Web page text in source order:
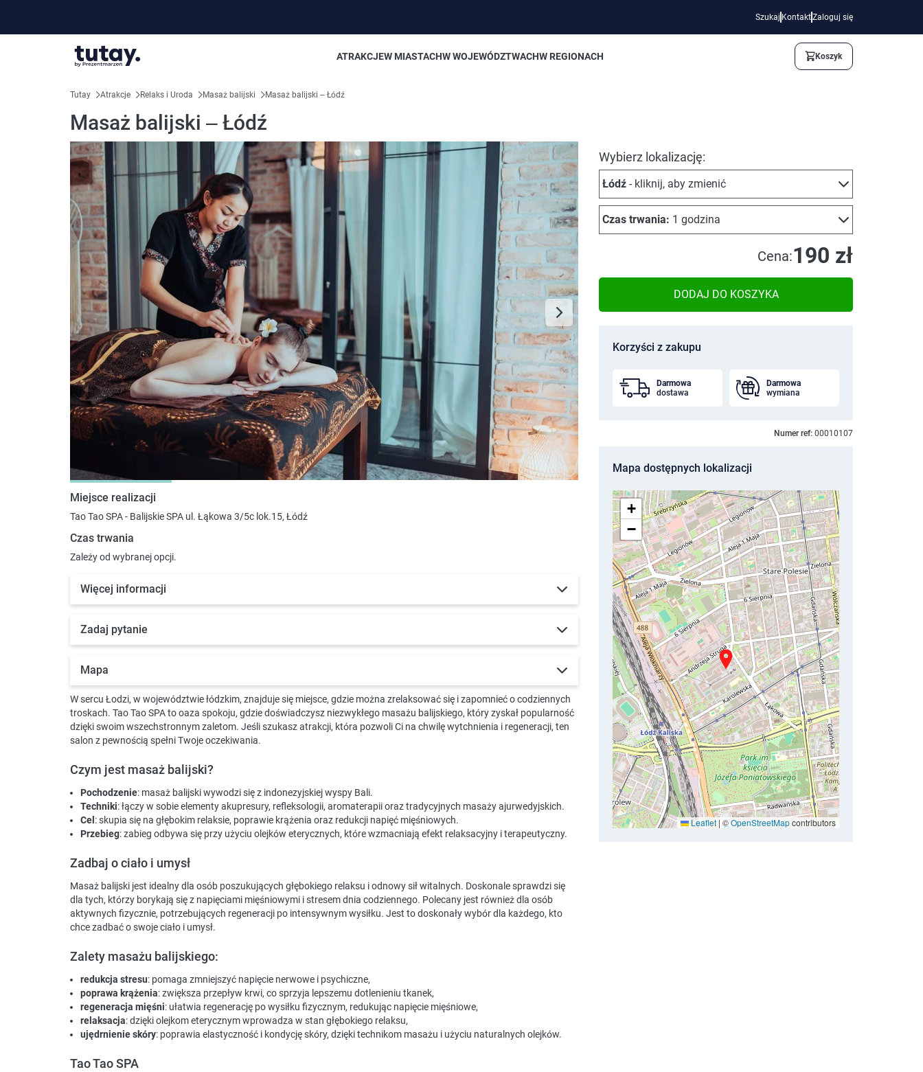
Szukaj KontaktZaloguj się
ATRAKCJEW MIASTACHW WOJEWÓDZTWACHW REGIONACH Koszyk
Tutay Atrakcje Relaks i Uroda Masaż balijski Masaż balijski – Łódź
Masaż balijski – Łódź
Wybierz lokalizację:
Łódź - kliknij, aby zmienić
Czas trwania: 1 godzina
Cena:190 zł
DODAJ DO KOSZYKA
Korzyści z zakupu
Darmowa
dostawa
Darmowa
wymiana
Numer ref: 00010107
Mapa dostępnych lokalizacji
+
−
Leaflet | ©OpenStreetMapcontributors
Miejsce realizacji
Tao Tao SPA - Balijskie SPA ul. Łąkowa 3/5c lok.15, Łódź
Czas trwania
Zależy od wybranej opcji.
Więcej informacji
Zadaj pytanie
Mapa
W sercu Łodzi, w województwie łódzkim, znajduje się miejsce, gdzie można zrelaksować się i zapomnieć o codziennych
troskach. Tao Tao SPA to oaza spokoju, gdzie doświadczysz niezwykłego masażu balijskiego, który zyskał popularność
dzięki swoim wszechstronnym zaletom. Jeśli szukasz atrakcji, która pozwoli Ci na chwilę wytchnienia i regeneracji, ten
salon z pewnością spełni Twoje oczekiwania.
Czym jest masaż balijski?
Pochodzenie: masaż balijski wywodzi się z indonezyjskiej wyspy Bali.
Techniki: łączy w sobie elementy akupresury, refleksologii, aromaterapii oraz tradycyjnych masaży ajurwedyjskich.
Cel : skupia się na głębokim relaksie, poprawie krążenia oraz redukcji napięć mięśniowych.
Przebieg: zabieg odbywa się przy użyciu olejków eterycznych, które wzmacniają efekt relaksacyjny i terapeutyczny.
Zadbaj o ciało i umysł
Masaż balijski jest idealny dla osób poszukujących głębokiego relaksu i odnowy sił witalnych. Doskonale sprawdzi się
dla tych, którzy borykają się z napięciami mięśniowymi i stresem dnia codziennego. Polecany jest również dla osób
aktywnych fizycznie, potrzebujących regeneracji po intensywnym wysiłku. Jest to doskonały wybór dla każdego, kto
chce zadbać o swoje ciało i umysł.
Zalety masażu balijskiego:
redukcja stresu: pomaga zmniejszyć napięcie nerwowe i psychiczne,
poprawa krążenia: zwiększa przepływ krwi, co sprzyja lepszemu dotlenieniu tkanek,
regeneracja mięśni: ułatwia regenerację po wysiłku fizycznym, redukując napięcie mięśniowe,
relaksacja: dzięki olejkom eterycznym wprowadza w stan głębokiego relaksu,
ujędrnienie skóry: poprawia elastyczność i kondycję skóry, dzięki technikom masażu i użyciu naturalnych olejków.
Tao Tao SPA